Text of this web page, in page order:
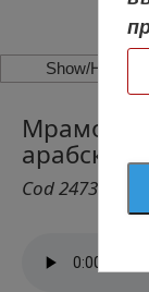
Show/Hide
Мраморна
арабски
Cod 2473